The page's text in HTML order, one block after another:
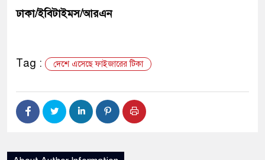
ঢাকা/ইবিটাইমস/আরএন
Tag : দেশে এসেছে ফাইজারের টিকা